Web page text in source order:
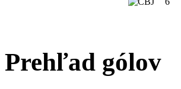
Prehľad gólov